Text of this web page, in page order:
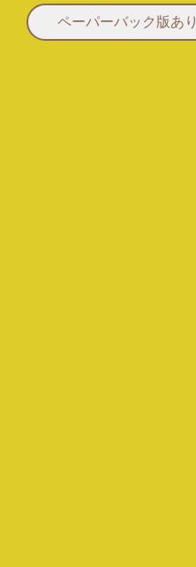
ペーパーバック版あり